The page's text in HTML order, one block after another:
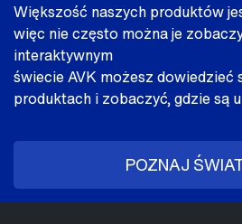
Większość naszych produktów
więc nie często można je
interaktywnym
świecie AVK możesz dowiedzieć
produktach i zobaczyć, gdzie są
POZNAJ